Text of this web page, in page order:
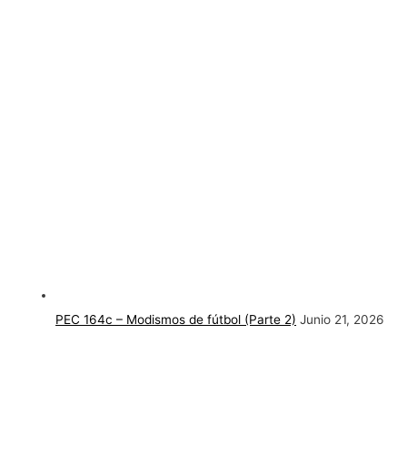
PEC 164c – Modismos de fútbol (Parte 2) Junio 21, 2026